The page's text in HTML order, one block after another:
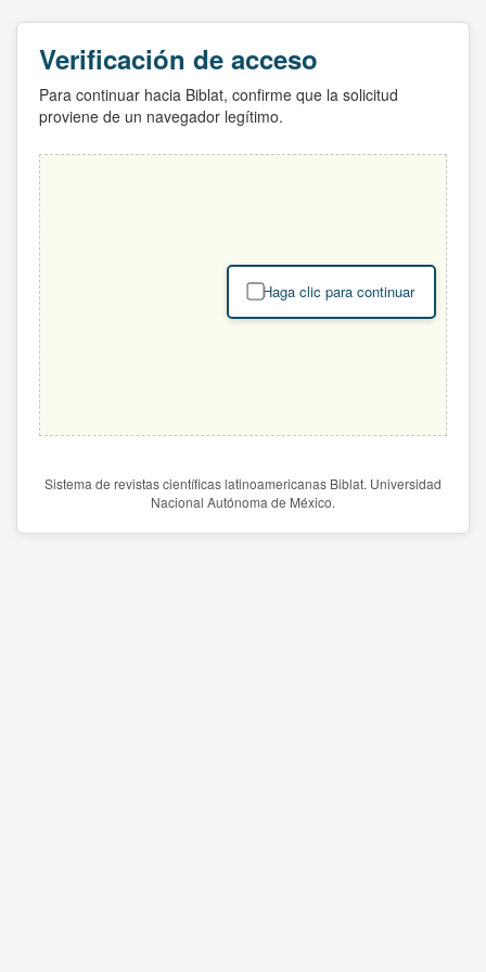
Verificación de acceso
Para continuar hacia Biblat, confirme que la solicitud
proviene de un navegador legítimo.
Haga clic para continuar
Sistema de revistas científicas latinoamericanas Biblat. Universidad
Nacional Autónoma de México.